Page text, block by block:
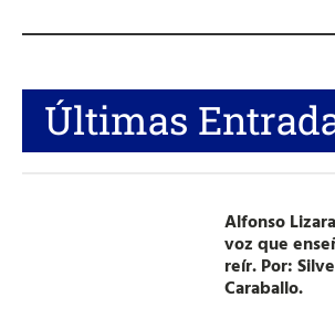
Últimas
Alfonso
voz que
reír. Por:
Caraballo.